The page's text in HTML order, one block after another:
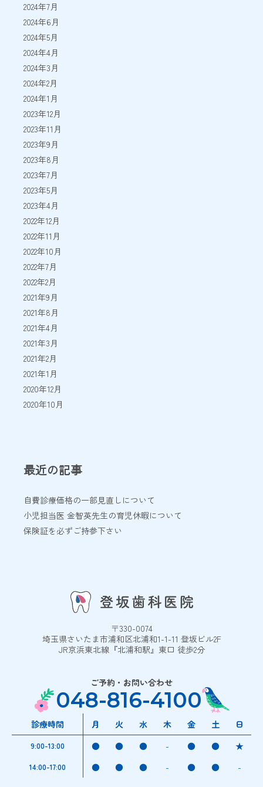
2024年7月
2024年6月
2024年5月
2024年4月
2024年3月
2024年2月
2024年1月
2023年12月
2023年11月
2023年9月
2023年8月
2023年7月
2023年5月
2023年4月
2022年12月
2022年11月
2022年10月
2022年7月
2022年2月
2021年9月
2021年8月
2021年4月
2021年3月
2021年2月
2021年1月
2020年12月
2020年10月
最近の記事
自費診療価格の一部見直しについて
小児担当医 金智英先生の育児休暇について
保険証を必ずご持参下さい
〒330-0074
埼玉県さいたま市浦和区北浦和1-1-11 登坂ビル2F
JR京浜東北線『北浦和駅』東口 徒歩2分
ご予約・お問い合わせ
048-816-4100
診療時間 月 火 水 木 金 土 日
9:00-13:00 ● ● ● - ● ● ★
14:00-17:00 ● ● ● - ● ● -